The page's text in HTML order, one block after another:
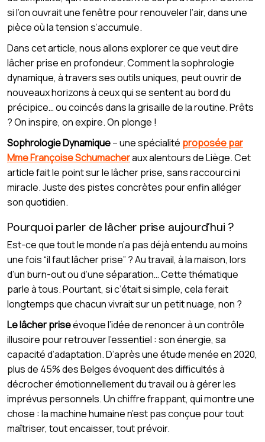
si l’on ouvrait une fenêtre pour renouveler l’air, dans une
pièce où la tension s’accumule.
Dans cet article, nous allons explorer ce que veut dire
lâcher prise en profondeur. Comment la sophrologie
dynamique, à travers ses outils uniques, peut ouvrir de
nouveaux horizons à ceux qui se sentent au bord du
précipice… ou coincés dans la grisaille de la routine. Prêts
? On inspire, on expire. On plonge !
Sophrologie Dynamique– une spécialité proposée par
Mme Françoise Schumacheraux alentours de Liège. Cet
article fait le point sur le lâcher prise, sans raccourci ni
miracle. Juste des pistes concrètes pour enfin alléger
son quotidien.
Pourquoi parler de lâcher prise aujourd’hui ?
Est-ce que tout le monde n’a pas déjà entendu au moins
une fois “il faut lâcher prise” ? Au travail, à la maison, lors
d’un burn-out ou d’une séparation… Cette thématique
parle à tous. Pourtant, si c’était si simple, cela ferait
longtemps que chacun vivrait sur un petit nuage, non ?
Le lâcher priseévoque l’idée de renoncer à un contrôle
illusoire pour retrouver l’essentiel : son énergie, sa
capacité d’adaptation. D’après une étude menée en 2020,
plus de 45% des Belges évoquent des difficultés à
décrocher émotionnellement du travail ou à gérer les
imprévus personnels. Un chiffre frappant, qui montre une
chose : la machine humaine n’est pas conçue pour tout
maîtriser, tout encaisser, tout prévoir.